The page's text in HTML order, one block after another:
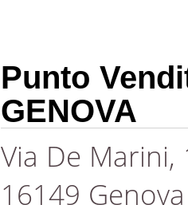
Punto
GENOVA
Via De Marini,
16149 Genova